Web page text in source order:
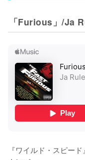
「Furious」/Ja
『ワイルド・スピー